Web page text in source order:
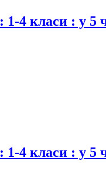
1-4 класи : у
1-4 класи : у